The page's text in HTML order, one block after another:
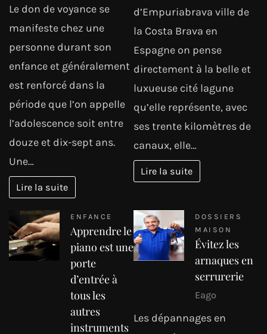
Le don de voyance se
manifeste chez une
personne durant son
enfance et généralement
est renforcé dans la
période que l’on appelle
l’adolescence soit entre
douze et dix-sept ans.
Une…
Lire la suite
d’Empuriabrava ville de
la Costa Brava en
Espagne on pense
directement à la belle et
luxueuse cité lagune
qu’elle représente, avec
ses trente kilomètres de
canaux, elle…
Lire la suite
ENFANCE
Apprendre le
piano est une
porte
d’entrée à
tous les
autres
instruments
DOSSIERS
MAISON
Évitez les
arnaques en
serrurerie
Eago
Les dépannages en